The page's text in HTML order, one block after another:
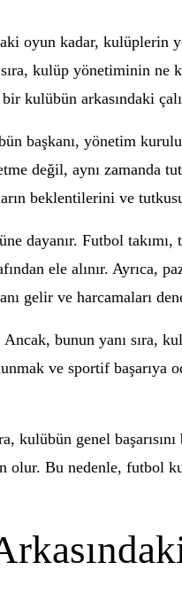
oyun kadar,
kulüp yönetiminin
kulübün arkasındaki
başkanı, yönetim
değil, aynı zamanda
beklentilerini ve
dayanır. Futbol
ele alınır. Ayrıca,
gelir ve harcamaları
bunun yanı sıra,
ve sportif
kulübün genel
Bu nedenle, futbol